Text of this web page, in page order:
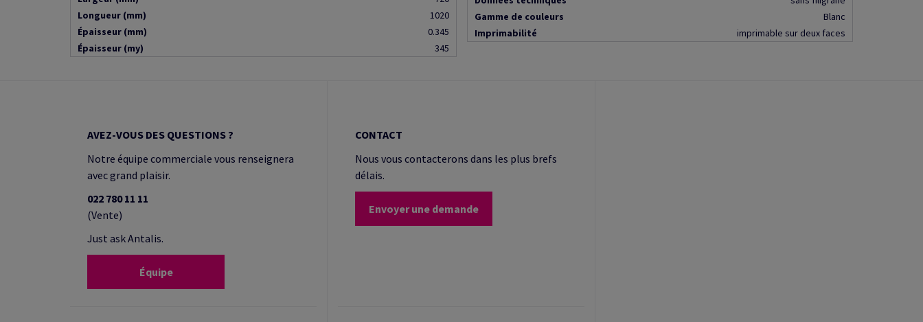
Longueur (mm)
1020
Épaisseur (mm)
0.345
Épaisseur (my)
345
Gamme de couleurs
Blanc
Imprimabilité
imprimable sur deux faces
AVEZ-VOUS DES QUESTIONS ?
Notre équipe commerciale vous renseignera
avec grand plaisir.
022 780 11 11
(Vente)
Just ask Antalis.
Équipe
CONTACT
Nous vous contacterons dans les plus brefs
délais.
Envoyer une demande